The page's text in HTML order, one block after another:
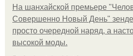
На шанхайской премьере
Совершенно Новый День"
просто очередной наряд, а
высокой моды.